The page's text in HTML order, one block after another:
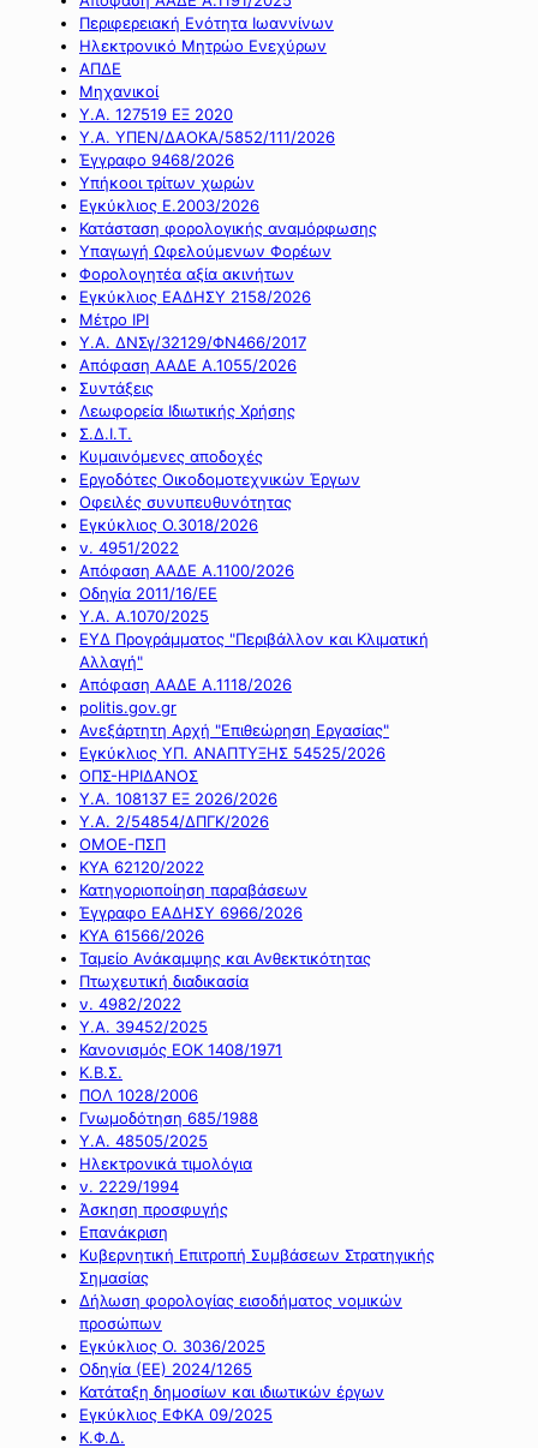
Περιφερειακή Ενότητα Ιωαννίνων
Ηλεκτρονικό Μητρώο Ενεχύρων
ΑΠΔΕ
Μηχανικοί
Υ.Α. 127519 ΕΞ 2020
Υ.Α. ΥΠΕΝ/ΔΑΟΚΑ/5852/111/2026
Έγγραφο 9468/2026
Υπήκοοι τρίτων χωρών
Εγκύκλιος Ε.2003/2026
Κατάσταση φορολογικής αναμόρφωσης
Υπαγωγή Ωφελούμενων Φορέων
Φορολογητέα αξία ακινήτων
Εγκύκλιος ΕΑΔΗΣΥ 2158/2026
Μέτρο IPI
Υ.Α. ΔΝΣγ/32129/ΦΝ466/2017
Απόφαση ΑΑΔΕ Α.1055/2026
Συντάξεις
Λεωφορεία Ιδιωτικής Χρήσης
Σ.Δ.Ι.Τ.
Κυμαινόμενες αποδοχές
Εργοδότες Οικοδομοτεχνικών Έργων
Οφειλές συνυπευθυνότητας
Εγκύκλιος Ο.3018/2026
ν. 4951/2022
Απόφαση ΑΑΔΕ Α.1100/2026
Οδηγία 2011/16/ΕΕ
Υ.Α. Α.1070/2025
ΕΥΔ Προγράμματος "Περιβάλλον και Κλιματική
Αλλαγή"
Απόφαση ΑΑΔΕ Α.1118/2026
politis.gov.gr
Ανεξάρτητη Αρχή "Επιθεώρηση Εργασίας"
Εγκύκλιος ΥΠ. ΑΝΑΠΤΥΞΗΣ 54525/2026
ΟΠΣ-ΗΡΙΔΑΝΟΣ
Υ.Α. 108137 ΕΞ 2026/2026
Υ.Α. 2/54854/ΔΠΓΚ/2026
ΟΜΟΕ-ΠΣΠ
ΚΥΑ 62120/2022
Κατηγοριοποίηση παραβάσεων
Έγγραφο ΕΑΔΗΣΥ 6966/2026
ΚΥΑ 61566/2026
Ταμείο Ανάκαμψης και Ανθεκτικότητας
Πτωχευτική διαδικασία
ν. 4982/2022
Υ.Α. 39452/2025
Κανονισμός ΕΟΚ 1408/1971
Κ.Β.Σ.
ΠΟΛ 1028/2006
Γνωμοδότηση 685/1988
Υ.Α. 48505/2025
Ηλεκτρονικά τιμολόγια
ν. 2229/1994
Άσκηση προσφυγής
Επανάκριση
Κυβερνητική Επιτροπή Συμβάσεων Στρατηγικής
Σημασίας
Δήλωση φορολογίας εισοδήματος νομικών
προσώπων
Εγκύκλιος Ο. 3036/2025
Οδηγία (ΕΕ) 2024/1265
Κατάταξη δημοσίων και ιδιωτικών έργων
Εγκύκλιος ΕΦΚΑ 09/2025
Κ.Φ.Δ.